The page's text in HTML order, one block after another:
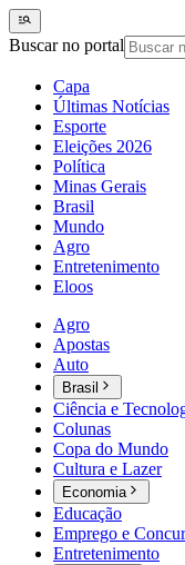
Buscar no portal
Capa
Últimas Notícias
Esporte
Eleições 2026
Política
Minas Gerais
Brasil
Mundo
Agro
Entretenimento
Eloos
Agro
Apostas
Auto
Brasil
Ciência e
Colunas
Copa do Mundo
Cultura e Lazer
Economia
Educação
Emprego e
Entretenimento